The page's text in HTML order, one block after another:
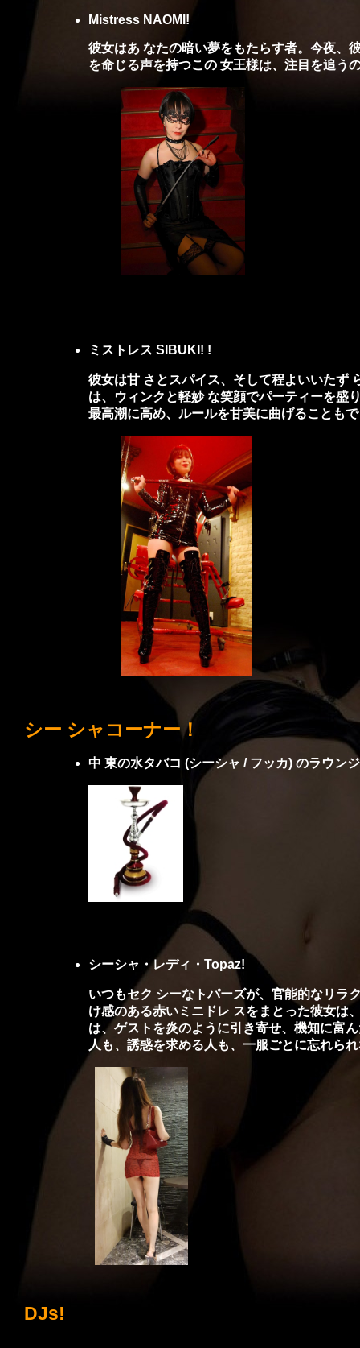
Mistress N AOMI!
彼女はあ なたの暗い夢をもたらす者。今夜、
を命じる声を持つこの 女王様は、注目を追う
ミストレス SIBUKI! !
彼女は甘 さとスパイス、そして程よいいたず
は、ウィンクと軽妙 な笑顔でパーティーを盛
最高潮に高め、ルールを甘美に曲げることも
シー シャコーナー！
中 東の水タバコ (シーシャ / フッカ) のラウン
シーシャ・レディ・Topaz!
いつもセク シーなトパーズが、官能的なリラ
け感のある赤いミニドレ スをまとった彼女は
は、ゲストを炎のように引き寄せ、機知に富
人も、誘惑を求める人も、一服ごとに忘れら
DJs!